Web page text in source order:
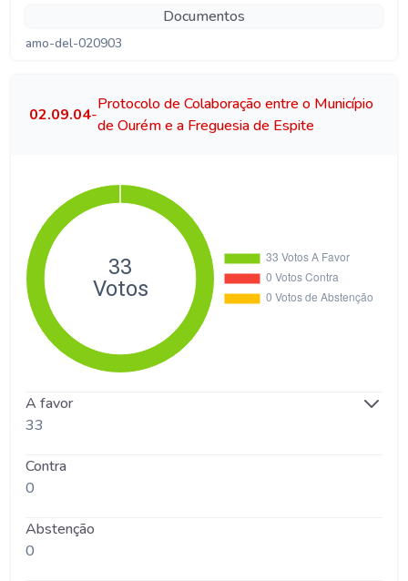
Documentos
amo-del-020903
02.09.04-
Protocolo de Colaboração entre o Município
de Ourém e a Freguesia de Espite
A favor
33
Contra
0
Abstenção
0